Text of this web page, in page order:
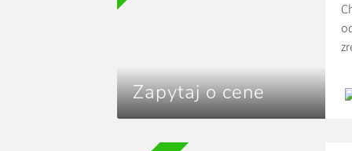
Zapytaj o cene